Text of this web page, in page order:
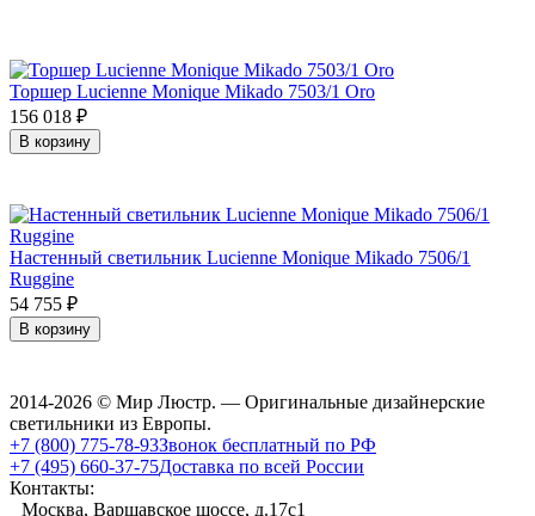
Торшер Lucienne Monique Mikado 7503/1 Oro
156 018 ₽
В корзину
Настенный светильник Lucienne Monique Mikado 7506/1
Ruggine
54 755 ₽
В корзину
2014-2026 © Мир Люстр. — Оригинальные дизайнерские
светильники из Европы.
+7 (800) 775-78-93Звонок бесплатный по РФ
+7 (495) 660-37-75Доставка по всей России
Контакты:
Москва, Варшавское шоссе, д.17c1